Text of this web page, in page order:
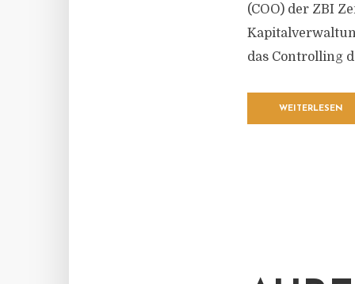
(COO) der ZBI
das Controlling
WEITERLESEN